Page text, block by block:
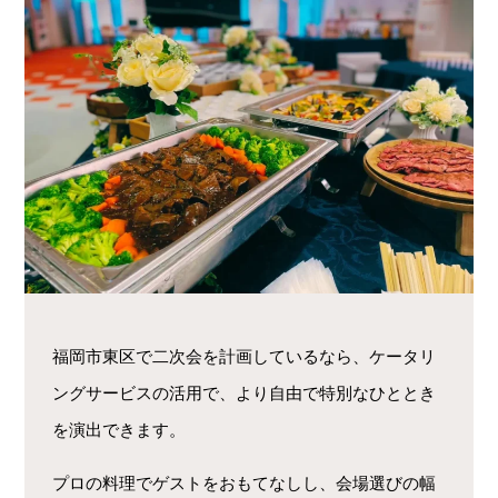
福岡市東区で二次会を計画しているなら、ケータリ
ングサービスの活用で、より自由で特別なひととき
を演出できます。
プロの料理でゲストをおもてなしし、会場選びの幅